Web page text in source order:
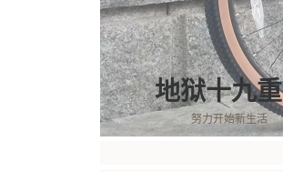
地狱十九重
努力开始新生活